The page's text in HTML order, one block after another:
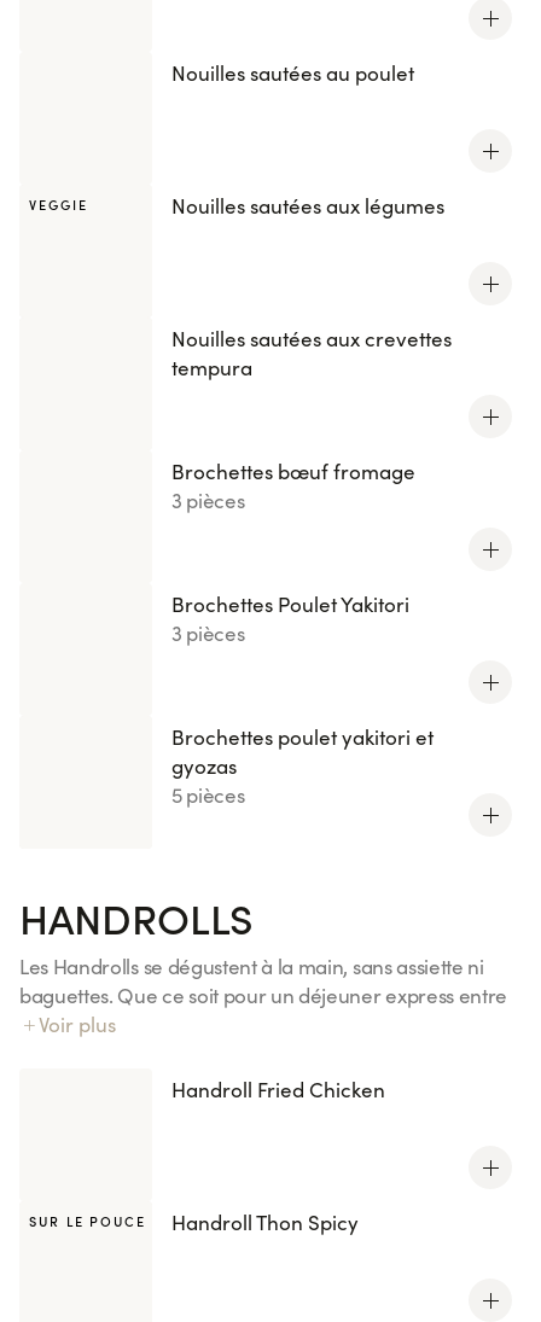
Nouilles sautées au poulet
VEGGIE Nouilles sautées aux légumes
Nouilles sautées aux crevettes
tempura
Brochettes bœuf fromage
3 pièces
Brochettes Poulet Yakitori
3 pièces
Brochettes poulet yakitori et
gyozas
5 pièces
HANDROLLS
Les Handrolls se dégustent à la main, sans assiette ni
baguettes. Que ce soit pour un déjeuner express entre
deux réunions, un dîner à emporter dans le train ou un
parfait pour un repas gourmand. Découvrez nos 4
Voir plus
Handroll Fried Chicken
SUR LE POUCE Handroll Thon Spicy